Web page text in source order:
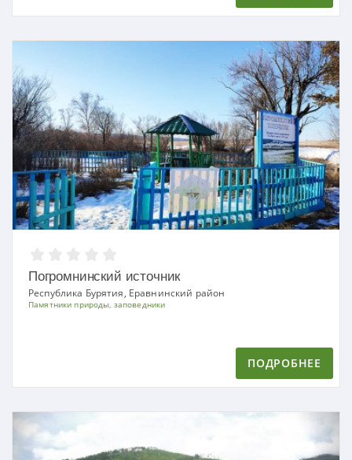
Погромнинский источник
Республика Бурятия, Еравнинский район
Памятники природы, заповедники
ПОДРОБНЕЕ